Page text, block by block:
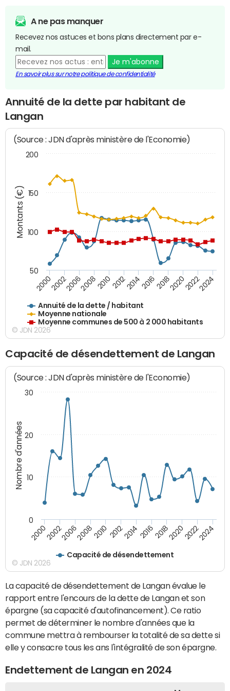
A ne pas manquer
Recevez nos astuces et bons plans directement par e-
mail.
Je m'abonne
En savoir plus sur notre politique de confidentialité
Annuité de la dette par habitant de
Langan
Montants (€)
(Source : JDN d'après ministère de l'Economie)
Annuité de la dette / habitant
Moyenne nationale
Moyenne communes de 500 à 2 000 habitants
200020022006200820102012201420162018202020222024
50
100
150
200
© JDN 2026
Capacité de désendettement de Langan
Nombre d'années
(Source : JDN d'après ministère de l'Economie)
Capacité de désendettement
20002002200620082010 2012201420162018202020222024
0
10
20
30
© JDN 2026
La capacité de désendettement de Langan évalue le
rapport entre l'encours de la dette de Langan et son
épargne (sa capacité d'autofinancement). Ce ratio
permet de déterminer le nombre d'années que la
commune mettra à rembourser la totalité de sa dette si
elle y consacre tous les ans l'intégralité de son épargne.
Endettement de Langan en 2024